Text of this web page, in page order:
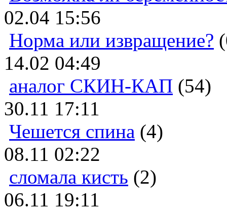
02.04 15:56
Норма или извращение?
14.02 04:49
аналог СКИН-КАП (54)
30.11 17:11
Чешется спина (4)
08.11 02:22
сломала кисть (2)
06.11 19:11